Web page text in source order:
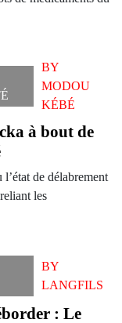
BY
MODOU
KÉBÉ
à bout de
de délabrement
les
BY
LANGFILS
: Le